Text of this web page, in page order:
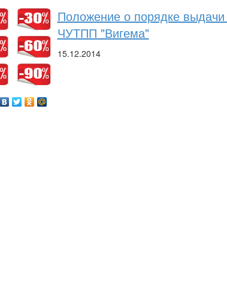
Положение о порядке выдачи
ЧУТПП "Вигема"
15.12.2014